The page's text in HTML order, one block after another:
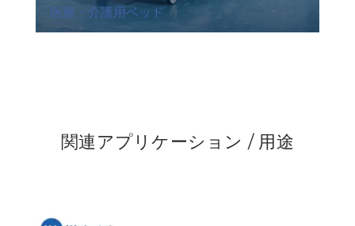
医療・介護用ベッド
関連アプリケーション / 用途